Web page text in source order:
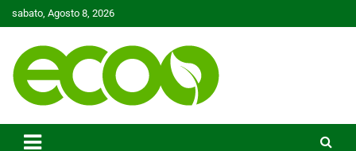
to
sabato, Agosto 8, 2026
Ecoo.it